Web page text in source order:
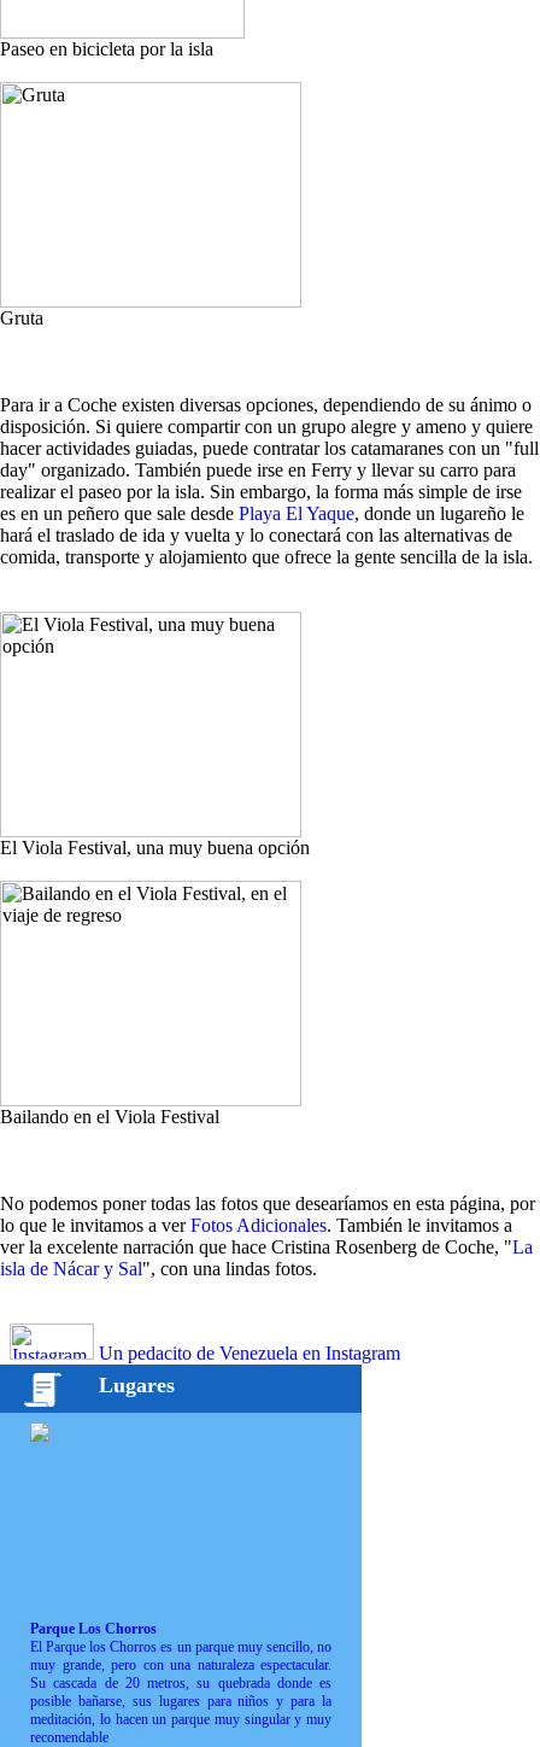
Paseo en bicicleta por la isla
Gruta
Para ir a Coche existen diversas opciones, dependiendo de su ánimo o
disposición. Si quiere compartir con un grupo alegre y ameno y quiere
hacer actividades guiadas, puede contratar los catamaranes con un "full
day" organizado. También puede irse en Ferry y llevar su carro para
realizar el paseo por la isla. Sin embargo, la forma más simple de irse
es en un peñero que sale desde Playa El Yaque, donde un lugareño le
hará el traslado de ida y vuelta y lo conectará con las alternativas de
comida, transporte y alojamiento que ofrece la gente sencilla de la isla.
El Viola Festival, una muy buena opción
Bailando en el Viola Festival
No podemos poner todas las fotos que desearíamos en esta página, por
lo que le invitamos a verFotos Adicionales. También le invitamos a
ver la excelente narración que hace Cristina Rosenberg de Coche, "La
isla de Nácar y Sal", con una lindas fotos.
Un pedacito de Venezuela en Instagram
Lugares
Parque Los Chorros
El Parque los Chorros es un parque muy sencillo, no
muy grande, pero con una naturaleza espectacular.
Su cascada de 20 metros, su quebrada donde es
posible bañarse, sus lugares para niños y para la
meditación, lo hacen un parque muy singular y muy
recomendable